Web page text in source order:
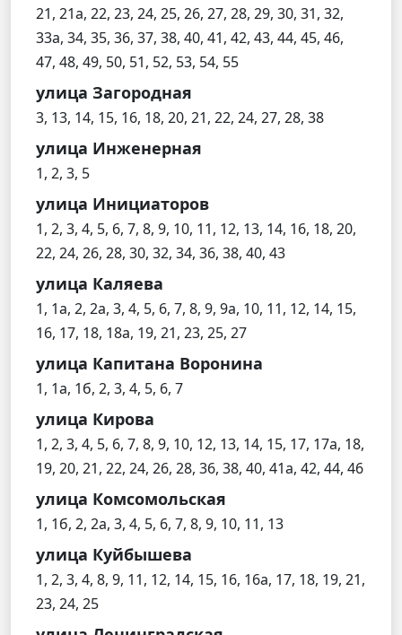
21, 21а, 22, 23, 24, 25, 26, 27, 28, 29, 30, 31, 32,
33а, 34, 35, 36, 37, 38, 40, 41, 42, 43, 44, 45, 46,
47, 48, 49, 50, 51, 52, 53, 54, 55
улица Загородная
3, 13, 14, 15, 16, 18, 20, 21, 22, 24, 27, 28, 38
улица Инженерная
1, 2, 3, 5
улица Инициаторов
1, 2, 3, 4, 5, 6, 7, 8, 9, 10, 11, 12, 13, 14, 16, 18, 20,
22, 24, 26, 28, 30, 32, 34, 36, 38, 40, 43
улица Каляева
1, 1а, 2, 2а, 3, 4, 5, 6, 7, 8, 9, 9а, 10, 11, 12, 14, 15,
16, 17, 18, 18а, 19, 21, 23, 25, 27
улица Капитана Воронина
1, 1а, 1б, 2, 3, 4, 5, 6, 7
улица Кирова
1, 2, 3, 4, 5, 6, 7, 8, 9, 10, 12, 13, 14, 15, 17, 17а, 18,
19, 20, 21, 22, 24, 26, 28, 36, 38, 40, 41а, 42, 44, 46
улица Комсомольская
1, 1б, 2, 2а, 3, 4, 5, 6, 7, 8, 9, 10, 11, 13
улица Куйбышева
1, 2, 3, 4, 8, 9, 11, 12, 14, 15, 16, 16а, 17, 18, 19, 21,
23, 24, 25